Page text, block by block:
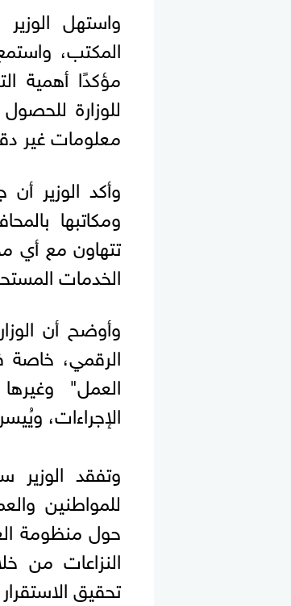
واستهل
المكتب،
مؤكدًا أهمية
للوزارة
معلومات غير
وأكد الوزير
ومكاتبها
تتهاون مع أي
الخدمات
وأوضح أن
الرقمي، خاصة
العمل"
الإجراءات،
وتفقد الوزير
للمواطنين
حول منظومة
النزاعات من
تحقيق